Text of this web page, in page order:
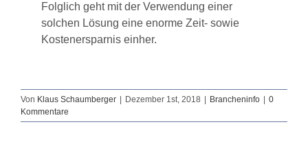
Folglich geht mit der Verwendung einer
solchen Lösung eine enorme Zeit- sowie
Kostenersparnis einher.
Von Klaus Schaumberger Dezember 1st, 2018 Brancheninfo
0
Kommentare